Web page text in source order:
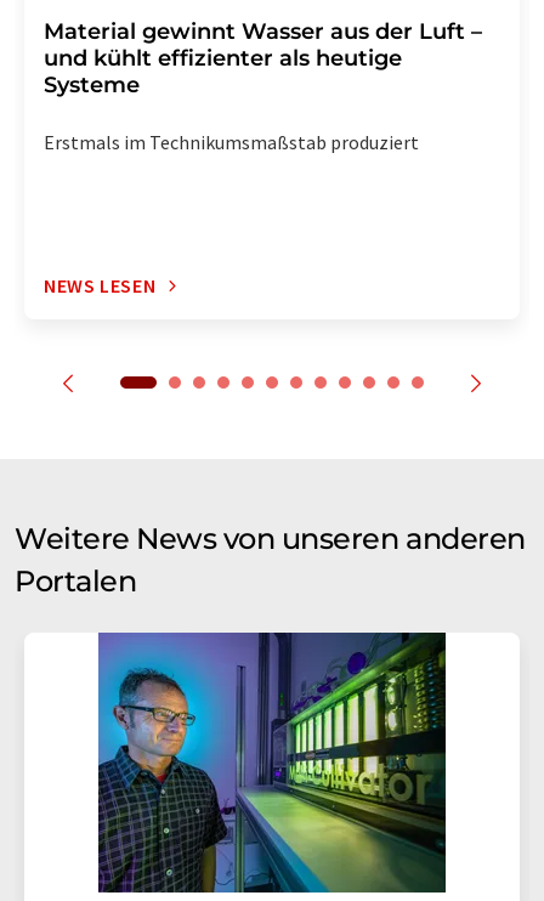
Material gewinnt Wasser aus der Luft –
und kühlt effizienter als heutige
Systeme
Erstmals im Technikumsmaßstab produziert
NEWS LESEN
Weitere News von unseren anderen
Portalen